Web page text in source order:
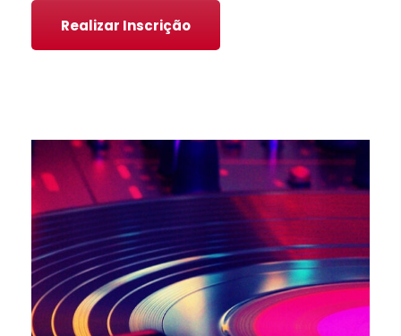
Realizar Inscrição